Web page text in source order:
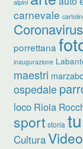
alpini
carnevale
Coronavirus
porrettana
inaugurazione
maestri
ospedale
loco Riola
sport storia
Cultura